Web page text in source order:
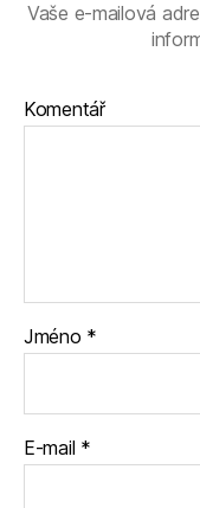
Vaše e-mailová
Komentář
Jméno *
E-mail *